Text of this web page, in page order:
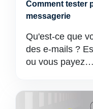
Comment tester
messagerie
Qu'est-ce que
des e-mails ?
ou vous payez…